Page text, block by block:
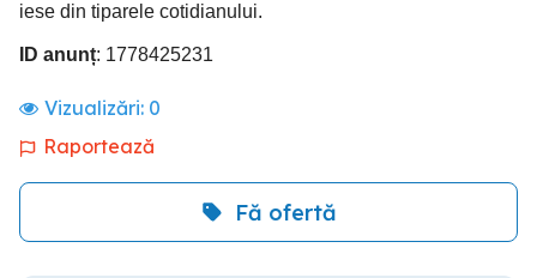
iese din tiparele cotidianului.
ID anunț: 1778425231
Vizualizări: 0
Raportează
Fă ofertă